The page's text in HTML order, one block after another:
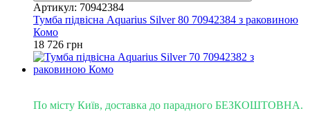
Артикул: 70942384
Тумба підвісна Aquarius Silver 80 70942384 з раковиною
Комо
18 726 грн
По місту Київ, доставка до парадного БЕЗКОШТОВНА.